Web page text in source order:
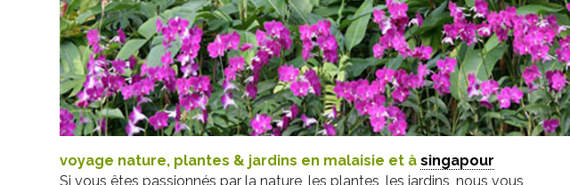
voyage nature, plantes & jardins en malaisie et àsingapour
Si vous êtes passionnés par la nature, les plantes, les jardins, nous vous